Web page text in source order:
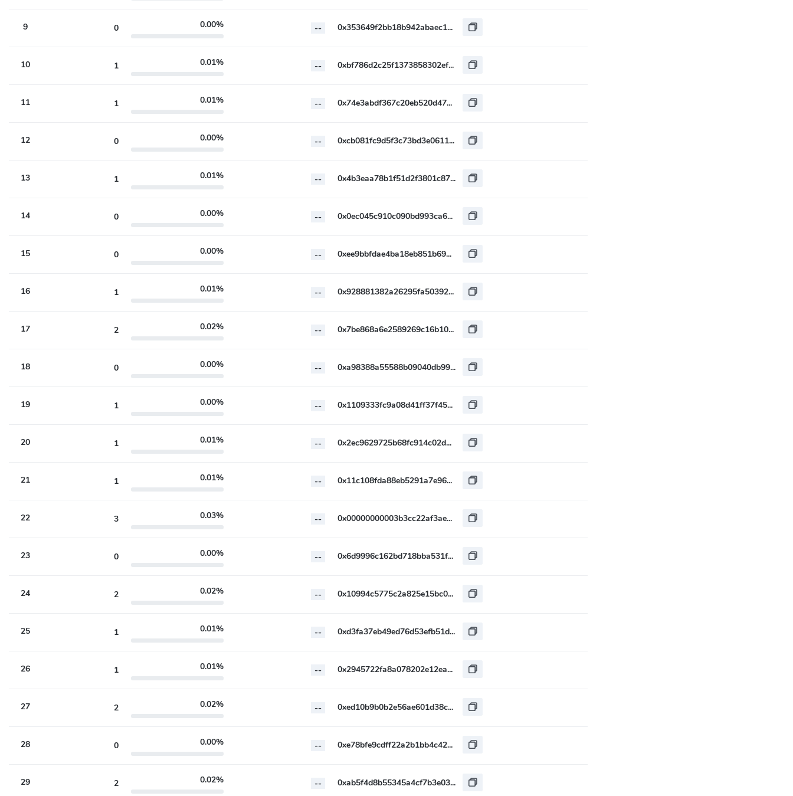
9 0 0.00% -- 0x353649f2bb18b942abaec123b1bda67b36a4c53d
10 1 0.01% -- 0xbf786d2c25f1373858302efc18aa0a25c9f0bfd9
11 1 0.01% -- 0x74e3abdf367c20eb520d4704bcbc7c889a898d34
12 0 0.00% -- 0xcb081fc9d5f3c73bd3e0611dc16f592ad3975ffd
13 1 0.01% -- 0x4b3eaa78b1f51d2f3801c872c54840819cc19a71
14 0 0.00% -- 0x0ec045c910c090bd993ca61b88b04b944927c38c
15 0 0.00% -- 0xee9bbfdae4ba18eb851b69d9c7abe4e450d9c6a2
16 1 0.01% -- 0x928881382a26295fa503929b616649340cec0ba2
17 2 0.02% -- 0x7be868a6e2589269c16b10756774981a51a9f8f7
18 0 0.00% -- 0xa98388a55588b09040db99caea1c40167895ebb0
19 1 0.00% -- 0x1109333fc9a08d41ff37f452ca278a1d9b5edbdc
20 1 0.01% -- 0x2ec9629725b68fc914c02daeefbe89533792f684
21 1 0.01% -- 0x11c108fda88eb5291a7e96516e042d8456a3edda
22 3 0.03% -- 0x00000000003b3cc22af3ae1eac0440bcee416b40
23 0 0.00% -- 0x6d9996c162bd718bba531fc226a281bb2164ab90
24 2 0.02% -- 0x10994c5775c2a825e15bc016fb03dec068a650ac
25 1 0.01% -- 0xd3fa37eb49ed76d53efb51d7ec7e8942f3209ae5
26 1 0.01% -- 0x2945722fa8a078202e12ea2892ebcff9603b843f
27 2 0.02% -- 0xed10b9b0b2e56ae601d38c0bd70db6baf4298a79
28 0 0.00% -- 0xe78bfe9cdff22a2b1bb4c426244c1bd1c13e4af8
29 2 0.02% -- 0xab5f4d8b55345a4cf7b3e033a5c2d8e10b92de96